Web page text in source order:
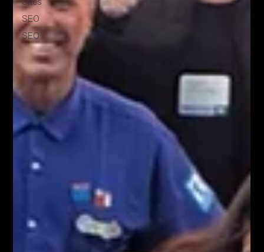
SEO
SEO